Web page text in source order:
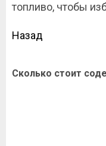
топливо, чтобы
Назад
Сколько стоит